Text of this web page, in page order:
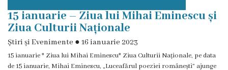
Consiliul
Componența
Consiliului
15 ianuarie – Ziua lui Mihai Eminescu și
Ziua Culturii Naționale
Știri și Evenimente ● 16 ianuarie 2023
15 ianuarie * Ziua lui Mihai Eminescu* Ziua Culturii Naționale, pe data
de 15 ianuarie, Mihai Eminescu, „Luceafărul poeziei românești” ajunge